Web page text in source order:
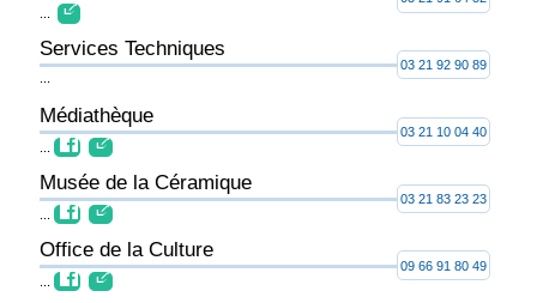
...
Services Techniques
03 21 92 90 89
Médiathèque
03 21 10 04 40
Musée de la Céramique
03 21 83 23 23
Office de la Culture
09 66 91 80 49